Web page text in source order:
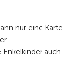
nur eine Karte
auch